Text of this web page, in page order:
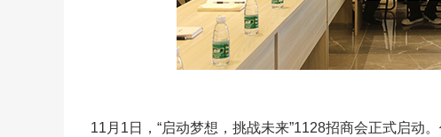
11月1日，“启动梦想，挑战未来”1128招商会正式启动